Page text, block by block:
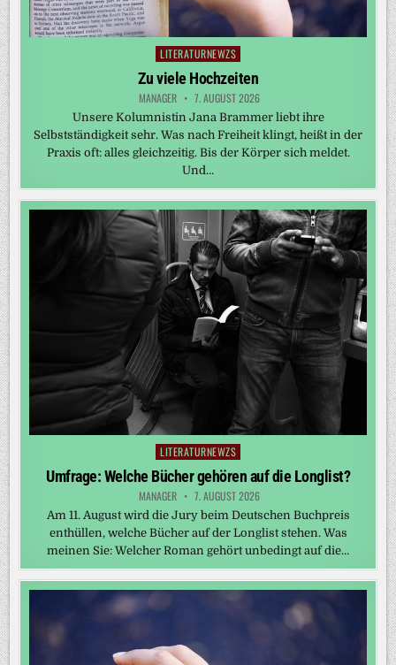
Posted
in
LITERATURNEWZS
Zu viele Hochzeiten
MANAGER 7. AUGUST 2026
Unsere Kolumnistin Jana Brammer liebt ihre
Selbstständigkeit sehr. Was nach Freiheit klingt, heißt in der
Praxis oft: alles gleichzeitig. Bis der Körper sich meldet.
Und…
Posted
in
LITERATURNEWZS
Umfrage: Welche Bücher gehören auf die Longlist?
MANAGER 7. AUGUST 2026
Am 11. August wird die Jury beim Deutschen Buchpreis
enthüllen, welche Bücher auf der Longlist stehen. Was
meinen Sie: Welcher Roman gehört unbedingt auf die…